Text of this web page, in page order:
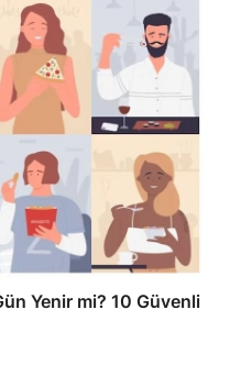
Yenir mi? 10 Güvenli